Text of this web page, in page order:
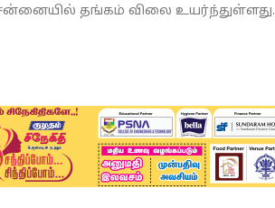
தங்கம் விலை உயர்ந்துள்ளது.